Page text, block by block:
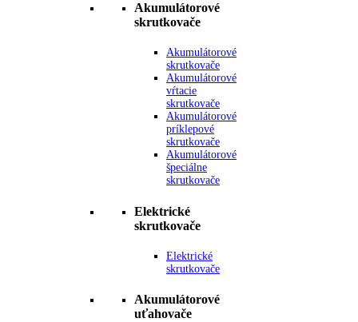
Akumulátorové
skrutkovače
Akumulátorové
skrutkovače
Akumulátorové
vŕtacie
skrutkovače
Akumulátorové
príklepové
skrutkovače
Akumulátorové
špeciálne
skrutkovače
Elektrické
skrutkovače
Elektrické
skrutkovače
Akumulátorové
uťahovače